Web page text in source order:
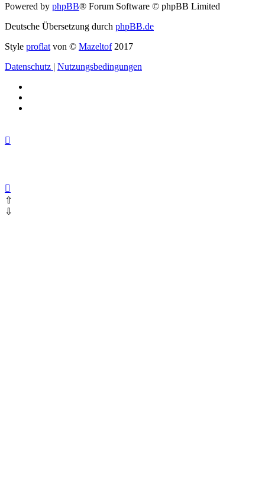
Powered by phpBB® Forum Software © phpBB Limited
Deutsche Übersetzung durch phpBB.de
Style proflat von © Mazeltof2017
Datenschutz | Nutzungsbedingungen
⇧
⇩